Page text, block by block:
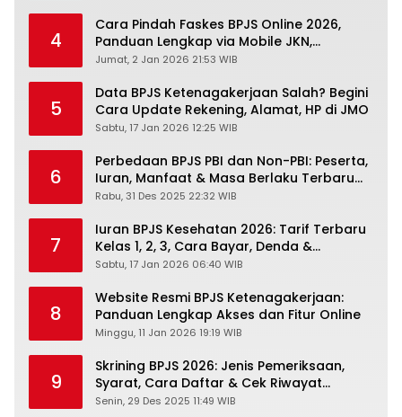
4
Cara Pindah Faskes BPJS Online 2026,
Panduan Lengkap via Mobile JKN,
PANDAWA & Offiline Kantor Cabang
Jumat, 2 Jan 2026 21:53 WIB
5
Data BPJS Ketenagakerjaan Salah? Begini
Cara Update Rekening, Alamat, HP di JMO
Sabtu, 17 Jan 2026 12:25 WIB
6
Perbedaan BPJS PBI dan Non-PBI: Peserta,
Iuran, Manfaat & Masa Berlaku Terbaru
2026
Rabu, 31 Des 2025 22:32 WIB
7
Iuran BPJS Kesehatan 2026: Tarif Terbaru
Kelas 1, 2, 3, Cara Bayar, Denda &
Panduan Lengkap Peserta JKN-KIS
Sabtu, 17 Jan 2026 06:40 WIB
8
Website Resmi BPJS Ketenagakerjaan:
Panduan Lengkap Akses dan Fitur Online
Minggu, 11 Jan 2026 19:19 WIB
9
Skrining BPJS 2026: Jenis Pemeriksaan,
Syarat, Cara Daftar & Cek Riwayat
Kesehatan Gratis
Senin, 29 Des 2025 11:49 WIB